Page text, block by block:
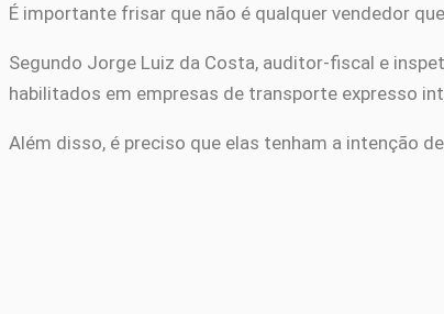
É importante frisar que não é qualquer vendedor
Segundo Jorge Luiz da Costa, auditor-fiscal e
habilitados em empresas de transporte expresso
Além disso, é preciso que elas tenham a intenção